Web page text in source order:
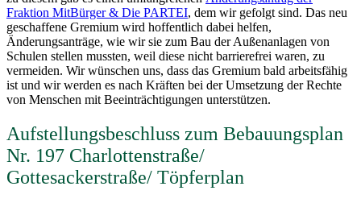
Fraktion MitBürger & Die PARTEI, dem wir gefolgt sind. Das neu
geschaffene Gremium wird hoffentlich dabei helfen,
Änderungsanträge, wie wir sie zum Bau der Außenanlagen von
Schulen stellen mussten, weil diese nicht barrierefrei waren, zu
vermeiden. Wir wünschen uns, dass das Gremium bald arbeitsfähig
ist und wir werden es nach Kräften bei der Umsetzung der Rechte
von Menschen mit Beeinträchtigungen unterstützen.
Aufstellungsbeschluss zum Bebauungsplan
Nr. 197 Charlottenstraße/
Gottesackerstraße/ Töpferplan